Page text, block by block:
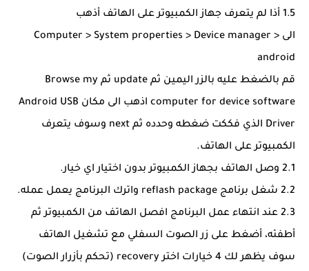
1.5 أذا لم يتعرف جهاز الكمبيوتر على الهاتف أذهب
الى Computer > System properties > Device manager >
android
قم بالضغط عليه بالزر اليمين ثم update ثم Browse my
computer for device software اذهب الى مكان Android USB
Driver الذي فككت ضغطه وحدده ثم next وسوف يتعرف
الكمبيوتر على الهاتف.
2.1 وصل الهاتف بجهاز الكمبيوتر بدون اختيار اي خيار.
2.2 شغل برنامج reflash package واترك البرنامج يعمل عمله.
2.3 عند انتهاء عمل البرنامج افصل الهاتف من الكمبيوتر ثم
أطفئه، أضغط على زر الصوت السفلي مع تشغيل الهاتف
سوف يظهر لك 4 خيارات اختر recovery (تحكم بأزرار الصوت)